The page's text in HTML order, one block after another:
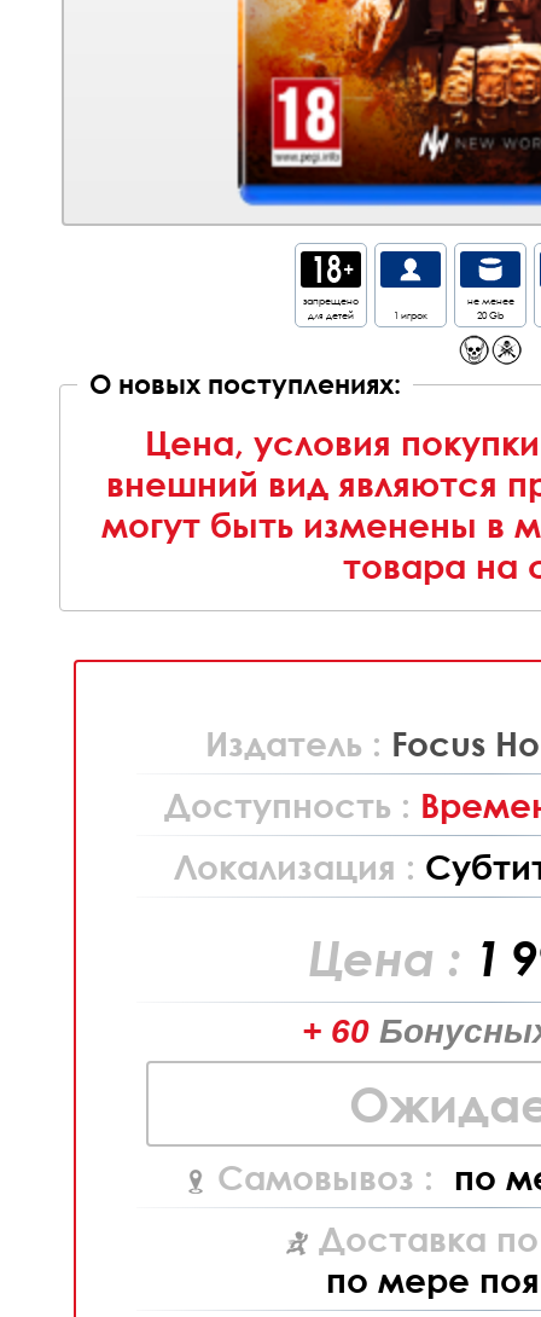
запрещено
для детей
1 игрок
не менее
20 Gb
О новых поступлениях:
Цена, условия
внешний вид являются
могут быть изменены в
товара на
Издатель : Focus
Доступность :
Локализация :
Цена : 1
+ 60
Самовывоз : по
Доставка
по мере